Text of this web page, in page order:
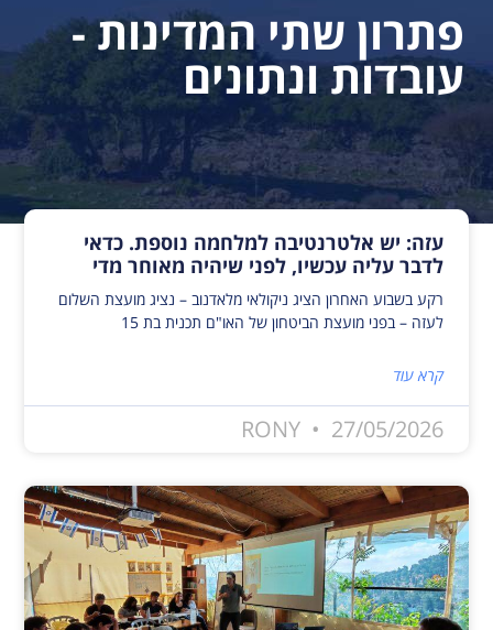
פתרון שתי המדינות -
עובדות ונתונים
עזה: יש אלטרנטיבה למלחמה נוספת. כדאי
לדבר עליה עכשיו, לפני שיהיה מאוחר מדי
רקע בשבוע האחרון הציג ניקולאי מלאדנוב – נציג מועצת השלום
לעזה – בפני מועצת הביטחון של האו"ם תכנית בת 15
קרא עוד
RONY 27/05/2026